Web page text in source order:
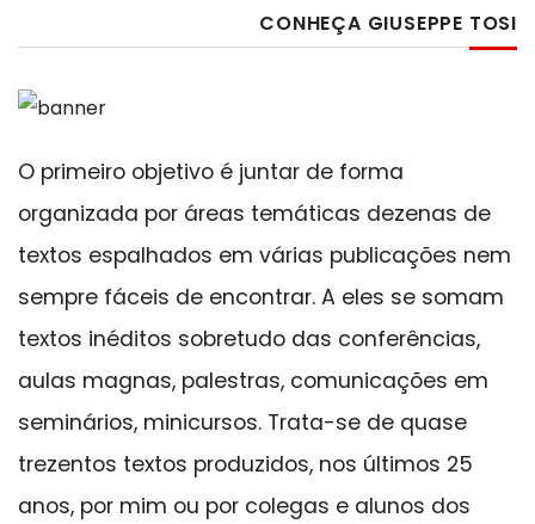
CONHEÇA GIUSEPPE TOSI
O primeiro objetivo é juntar de forma
organizada por áreas temáticas dezenas de
textos espalhados em várias publicações nem
sempre fáceis de encontrar. A eles se somam
textos inéditos sobretudo das conferências,
aulas magnas, palestras, comunicações em
seminários, minicursos. Trata-se de quase
trezentos textos produzidos, nos últimos 25
anos, por mim ou por colegas e alunos dos